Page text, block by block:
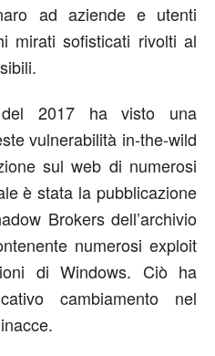
ad aziende e utenti
mirati sofisticati rivolti al
2017 ha visto una
vulnerabilità in-the-wild
sul web di numerosi
è stata la pubblicazione
Brokers dell’archivio
numerosi exploit
di Windows. Ciò ha
cambiamento nel